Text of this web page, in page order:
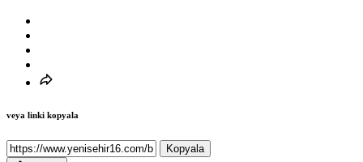
veya linki kopyala
Kopyala